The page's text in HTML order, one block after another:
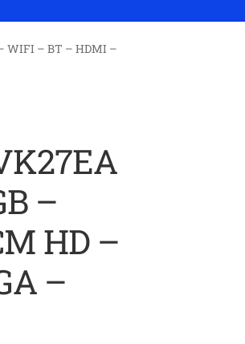
– WIFI – BT – HDMI –
–
HD –
–